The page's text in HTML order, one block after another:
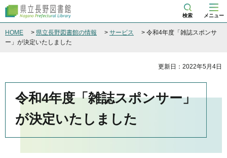
県立長野図書館
検索 メニュー
HOME > 県立長野図書館の情報 > サービス
> 令和4年度「雑誌スポンサ
ー」が決定いたしました
更新日：2022年5月4日
令和4年度「雑誌スポンサー」
が決定いたしました